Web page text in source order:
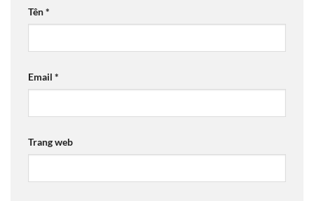
Tên*
Email *
Trang web